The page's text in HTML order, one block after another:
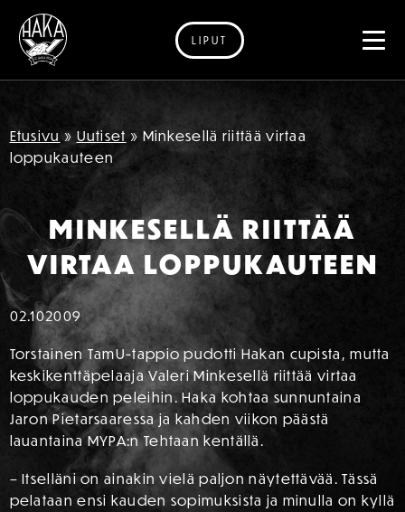
Siirry sisältöön
LIPUT
Etusivu » Uutiset » Minkesellä riittää virtaa
loppukauteen
MINKESELLÄ RIITTÄÄ
VIRTAA LOPPUKAUTEEN
02.102009
Torstainen TamU-tappio pudotti Hakan cupista, mutta
keskikenttäpelaaja Valeri Minkesellä riittää virtaa
loppukauden peleihin. Haka kohtaa sunnuntaina
Jaron Pietarsaaressa ja kahden viikon päästä
lauantaina MYPA:n Tehtaan kentällä.
– Itselläni on ainakin vielä paljon näytettävää. Tässä
pelataan ensi kauden sopimuksista ja minulla on kyllä